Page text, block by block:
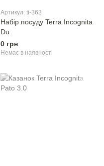
Артикул: ti-363
Набір посуду Terra Incognita
Du
0 грн
Немає в наявності